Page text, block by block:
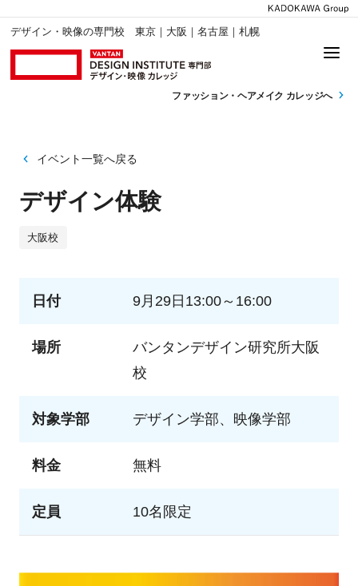
デザイン・映像の専門校 東京｜大阪｜名古屋｜札幌
ファッション・ ヘアメイク カレッジへ
イベント一覧へ戻る
デザイン体験
大阪校
日付 9月29日13:00～16:00
場所
バンタンデザイン研究所大阪
校
対象学部 デザイン学部、映像学部
料金 無料
定員 10名限定